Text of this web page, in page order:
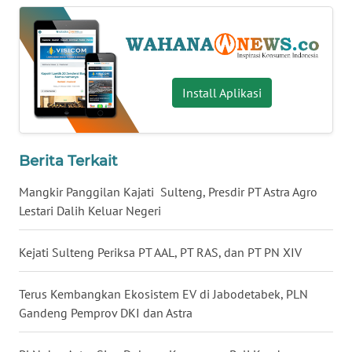
Install Aplikasi
Berita Terkait
Mangkir Panggilan Kajati Sulteng, Presdir PT Astra Agro
Lestari Dalih Keluar Negeri
Kejati Sulteng Periksa PT AAL, PT RAS, dan PT PN XIV
Terus Kembangkan Ekosistem EV di Jabodetabek, PLN
Gandeng Pemprov DKI dan Astra
WN
BABEL
WN
SUMBAR
SUMSEL
WN
BENGKULU
WN
LAMPUNG
WN
JATENG